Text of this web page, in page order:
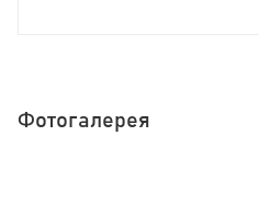
Фотогалерея